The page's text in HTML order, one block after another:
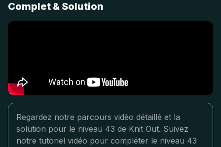
Complet & Solution
Regardez notre parcours vidéo détaillé et la
solution pour le niveau 43 de Knit Out. Suivez
notre tutoriel vidéo pour compléter le niveau 43